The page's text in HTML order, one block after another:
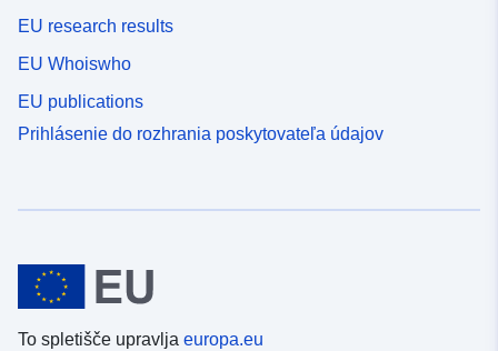
EU research results
EU Whoiswho
EU publications
Prihlásenie do rozhrania poskytovateľa údajov
To spletišče upravlja europa.eu